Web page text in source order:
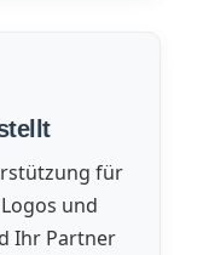
für
und
Ihr Partner